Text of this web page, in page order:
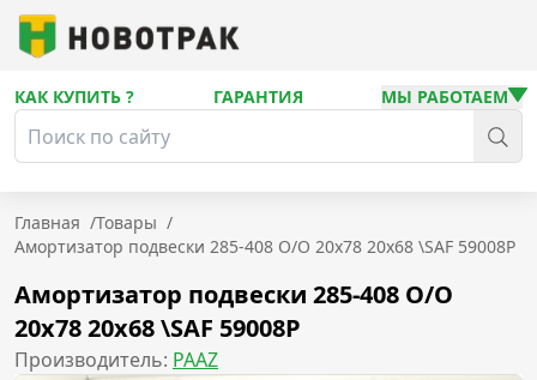
КАК КУПИТЬ ? ГАРАНТИЯ МЫ РАБОТАЕМ
Главная /Товары /
Амортизатор подвески 285-408 O/O 20x78 20x68 \SAF 59008P
Амортизатор подвески 285-408 O/O
20x78 20x68 \SAF 59008P
Производитель: PAAZ